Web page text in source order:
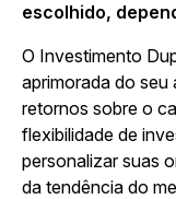
escolhido,
O Investimento
aprimorada do seu
retornos sobre o
flexibilidade de
personalizar suas
da tendência do